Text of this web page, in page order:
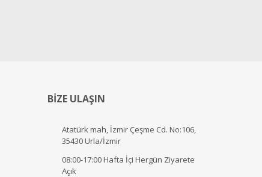
BİZE ULAŞIN
Atatürk mah, İzmir Çeşme Cd. No:106,
35430 Urla/İzmir
08:00-17:00 Hafta İçi Hergün Ziyarete
Açık